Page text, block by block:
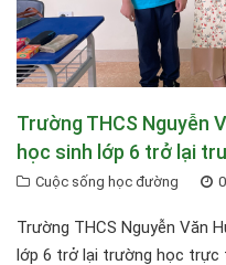
Trường THCS Nguyễn
học sinh lớp 6 trở lại
Cuộc sống học đường
Trường THCS Nguyễn Văn
lớp 6 trở lại trường học trực